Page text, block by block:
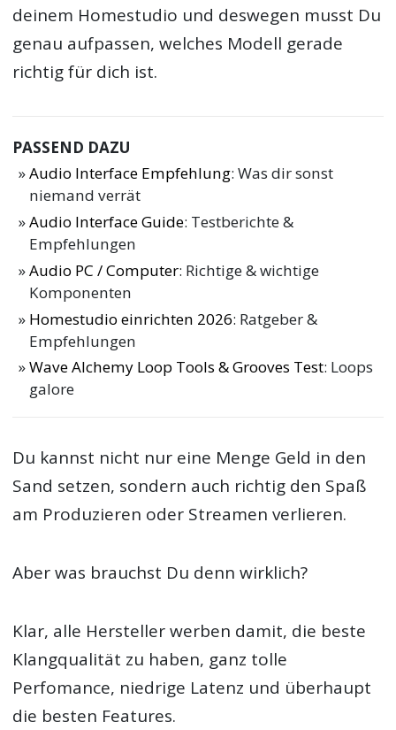
deinem Homestudio und deswegen musst Du
genau aufpassen, welches Modell gerade
richtig für dich ist.
PASSEND DAZU
Audio Interface Empfehlung: Was dir sonst
niemand verrät
Audio Interface Guide: Testberichte &
Empfehlungen
Audio PC / Computer: Richtige & wichtige
Komponenten
Homestudio einrichten 2026: Ratgeber &
Empfehlungen
Wave Alchemy Loop Tools & Grooves Test: Loops
galore
Du kannst nicht nur eine Menge Geld in den
Sand setzen, sondern auch richtig den Spaß
am Produzieren oder Streamen verlieren.
Aber was brauchst Du denn wirklich?
Klar, alle Hersteller werben damit, die beste
Klangqualität zu haben, ganz tolle
Perfomance, niedrige Latenz und überhaupt
die besten Features.